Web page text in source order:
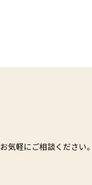
気軽にご相談ください。